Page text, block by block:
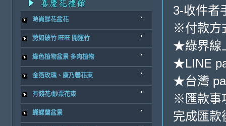
時尚鮮花盆花
勢如破竹 旺旺 開運竹
綠色植物盆景 多肉植物
金箔玫瑰、康乃馨花束
有錢花/鈔票花束
蝴蝶蘭盆景
3-收件者
※付款方
★綠界線
★LINE
★台灣
※匯款事
完成匯款